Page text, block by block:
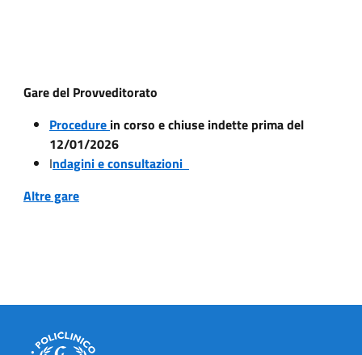
Gare del Provveditorato
Procedure in corso e chiuse indette prima del
12/01/2026
Indagini e consultazioni
Altre gare